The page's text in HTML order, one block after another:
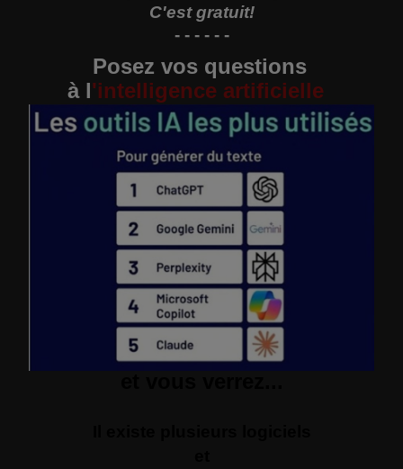
C'est gratuit!
- - - - - -
Posez vos questions
àl'intelligence artificielle